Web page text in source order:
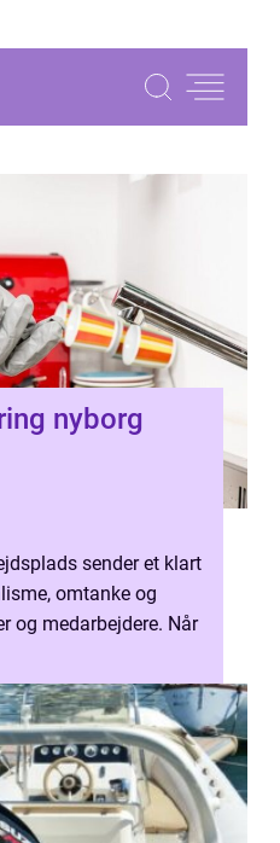
nyborg
sender et klart
omtanke og
og medarbejdere. Når